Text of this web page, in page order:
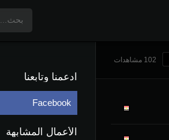
102 مشاهدات
ادعمنا وتابعنا
Facebook
الأعمال المشابهة